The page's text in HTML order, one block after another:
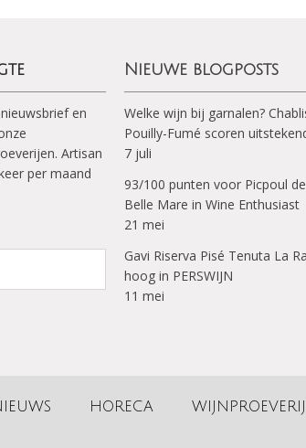
en
Artisan
per maand
Nieuwe blogposts
Welke wijn bij garnalen?
Pouilly-Fumé scoren
7 juli
93/100 punten voor Picpoul
Belle Mare in Wine Enthusiast
21 mei
Gavi Riserva Pisé Tenuta La
hoog in PERSWIJN
11 mei
HORECA